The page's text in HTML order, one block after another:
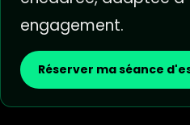
engagement.
Réserver ma séance